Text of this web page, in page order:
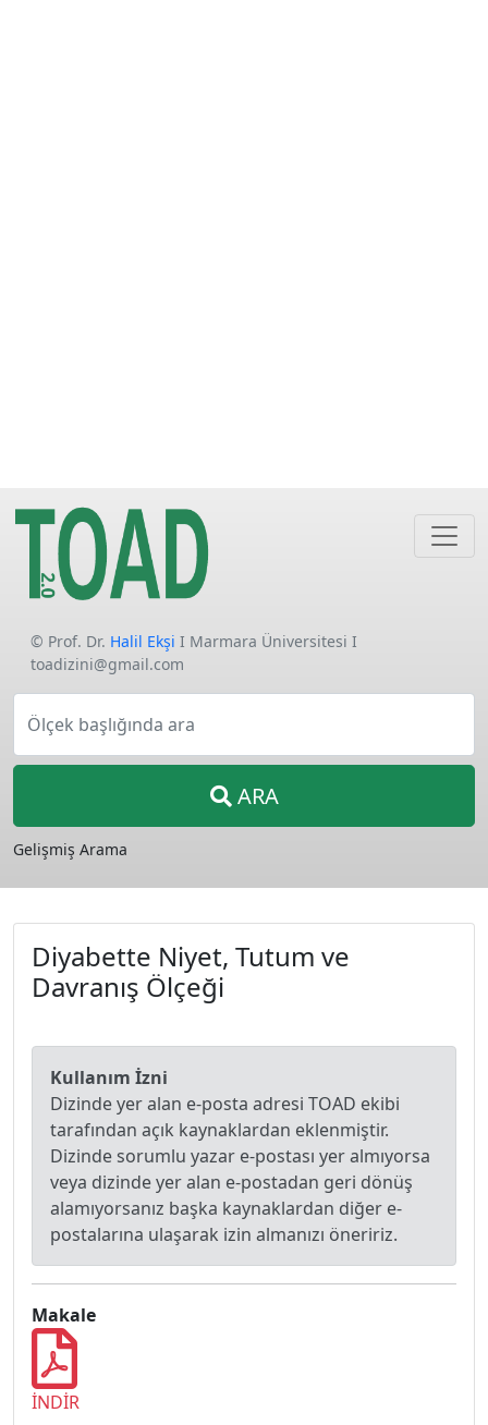
© Prof. Dr. Halil Ekşi I Marmara Üniversitesi I
toadizini@gmail.com
Ölçek başlığında ara
ARA
Gelişmiş Arama
Diyabette Niyet, Tutum ve
Davranış Ölçeği
Kullanım İzni
Dizinde yer alan e-posta adresi TOAD ekibi
tarafından açık kaynaklardan eklenmiştir.
Dizinde sorumlu yazar e-postası yer almıyorsa
veya dizinde yer alan e-postadan geri dönüş
alamıyorsanız başka kaynaklardan diğer e-
postalarına ulaşarak izin almanızı öneririz.
Makale
İNDİR